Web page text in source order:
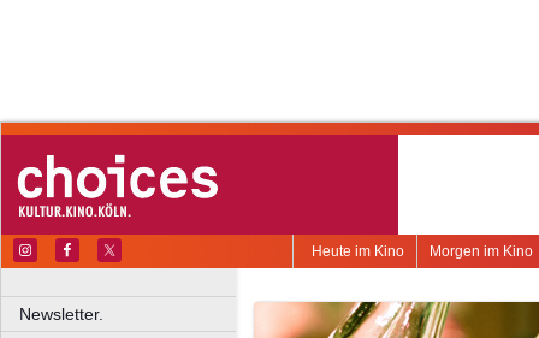
Morgen im Kino
Heute im Kino
Newsletter.